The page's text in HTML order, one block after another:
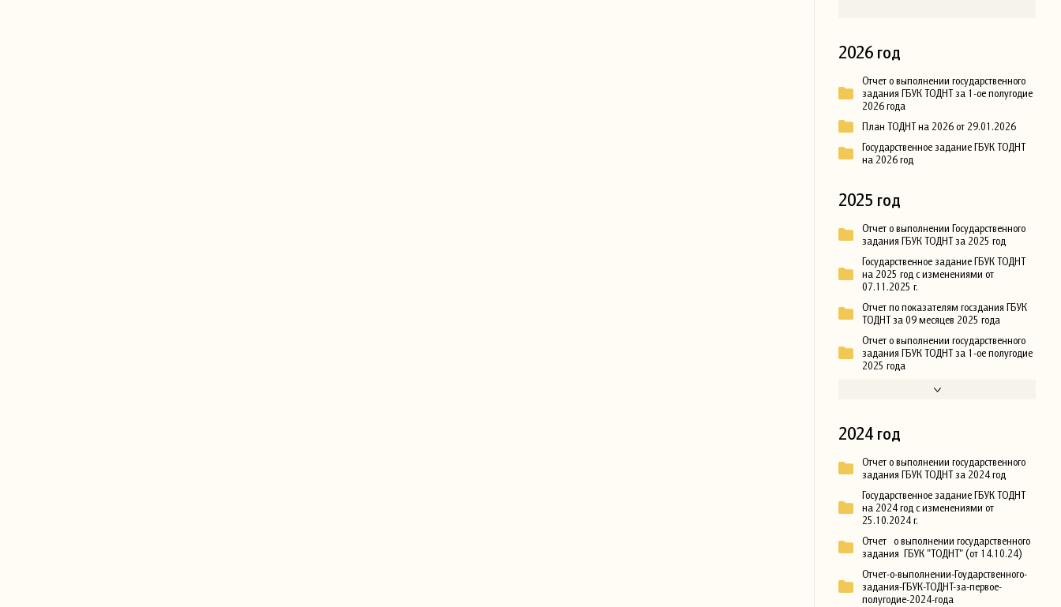
2026 год
Отчет о выполнении государственного
задания ГБУК ТОДНТ за 1-ое полугодие
2026 года
План ТОДНТ на 2026 от 29.01.2026
Государственное задание ГБУК ТОДНТ
на 2026 год
2025 год
Отчет о выполнении Государственного
задания ГБУК ТОДНТ за 2025 год
Государственное задание ГБУК ТОДНТ
на 2025 год с изменениями от
07.11.2025 г.
Отчет по показателям госздания ГБУК
ТОДНТ за 09 месяцев 2025 года
Отчет о выполнении государственного
задания ГБУК ТОДНТ за 1-ое полугодие
2025 года
2024 год
Отчет о выполнении государственного
задания ГБУК ТОДНТ за 2024 год
Государственное задание ГБУК ТОДНТ
на 2024 год с изменениями от
25.10.2024 г.
Отчет о выполнении государственного
задания ГБУК "ТОДНТ" (от 14.10.24)
Отчет-о-выполнении-Гоударственного-
задания-ГБУК-ТОДНТ-за-первое-
полугодие-2024-года